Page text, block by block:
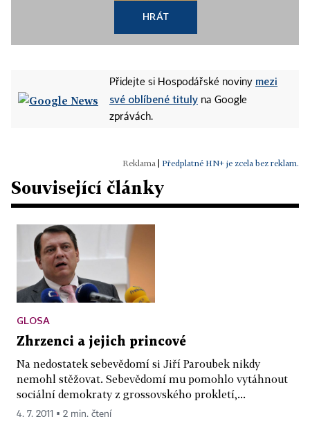
HRÁT
Přidejte si Hospodářské noviny mezi
své oblíbené tituly na Google
zprávách.
Předplatné HN+ je zcela bez reklam.
Související články
GLOSA
Zhrzenci a jejich princové
Na nedostatek sebevědomí si Jiří Paroubek nikdy
nemohl stěžovat. Sebevědomí mu pomohlo vytáhnout
sociální demokraty z grossovského prokletí,...
4. 7. 2011 ▪ 2 min. čtení